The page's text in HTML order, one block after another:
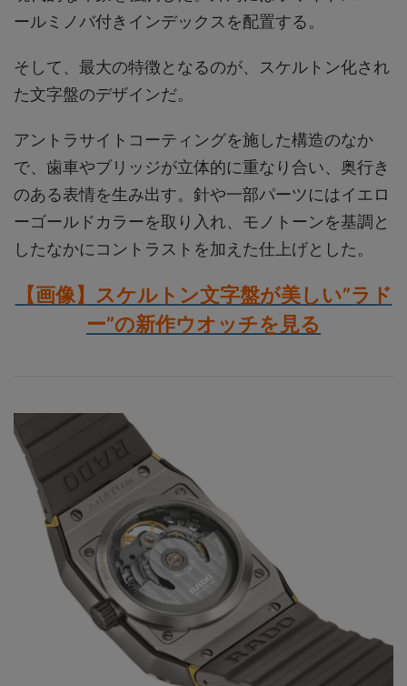
ールミノバ付きインデックスを配置する。
そして、最大の特徴となるのが、スケルトン化され
た文字盤のデザインだ。
アントラサイトコーティングを施した構造のなか
で、歯車やブリッジが立体的に重なり合い、奥行き
のある表情を生み出す。針や一部パーツにはイエロ
ーゴールドカラーを取り入れ、モノトーンを基調と
したなかにコントラストを加えた仕上げとした。
【画像】スケルトン文字盤が美しい”ラド
ー”の新作ウオッチを見る